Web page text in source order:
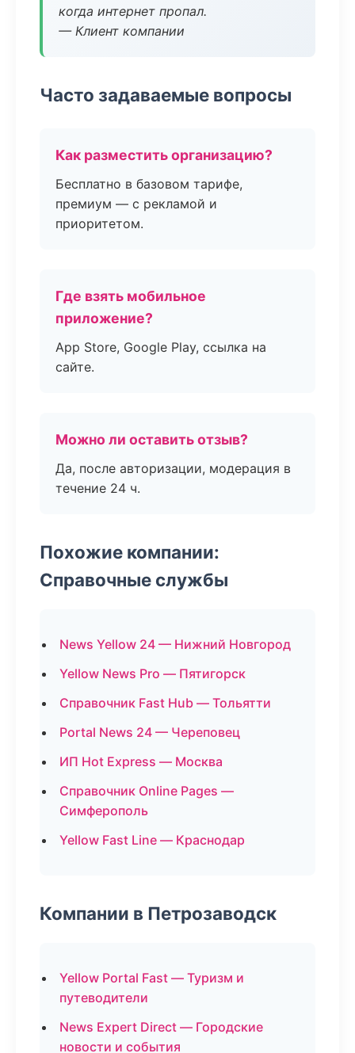
когда интернет пропал.
— Клиент компании
Часто задаваемые вопросы
Как разместить организацию?
Бесплатно в базовом тарифе,
премиум — с рекламой и
приоритетом.
Где взять мобильное
приложение?
App Store, Google Play, ссылка на
сайте.
Можно ли оставить отзыв?
Да, после авторизации, модерация в
течение 24 ч.
Похожие компании:
Справочные службы
News Yellow 24 — Нижний Новгород
Yellow News Pro — Пятигорск
Справочник Fast Hub — Тольятти
Portal News 24 — Череповец
ИП Hot Express — Москва
Справочник Online Pages —
Симферополь
Yellow Fast Line — Краснодар
Компании в Петрозаводск
Yellow Portal Fast — Туризм и
путеводители
News Expert Direct — Городские
новости и события